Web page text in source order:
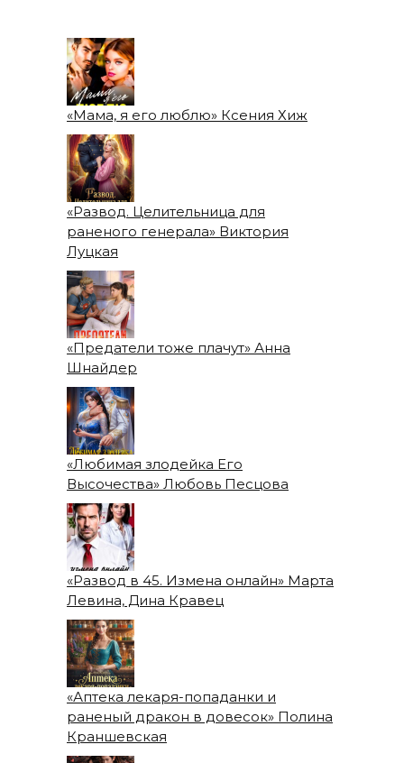
«Мама, я его люблю» Ксения Хиж
«Развод. Целительница для
раненого генерала» Виктория
Луцкая
«Предатели тоже плачут» Анна
Шнайдер
«Любимая злодейка Его
Высочества» Любовь Песцова
«Развод в 45. Измена онлайн» Марта
Левина, Дина Кравец
«Аптека лекаря-попаданки и
раненый дракон в довесок» Полина
Краншевская